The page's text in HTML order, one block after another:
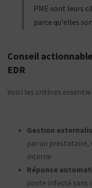
PME sont leurs
parce qu'elles
Conseil
EDR
Voici les critères
:
Gestion
par un prestataire,
interne
Réponse
poste infecté